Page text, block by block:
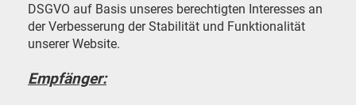
DSGVO auf Basis unseres berechtigten Interesses an
der Verbesserung der Stabilität und Funktionalität
unserer Website.
Empfänger: